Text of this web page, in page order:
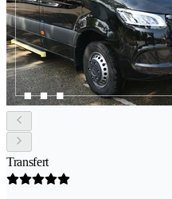
Transfert